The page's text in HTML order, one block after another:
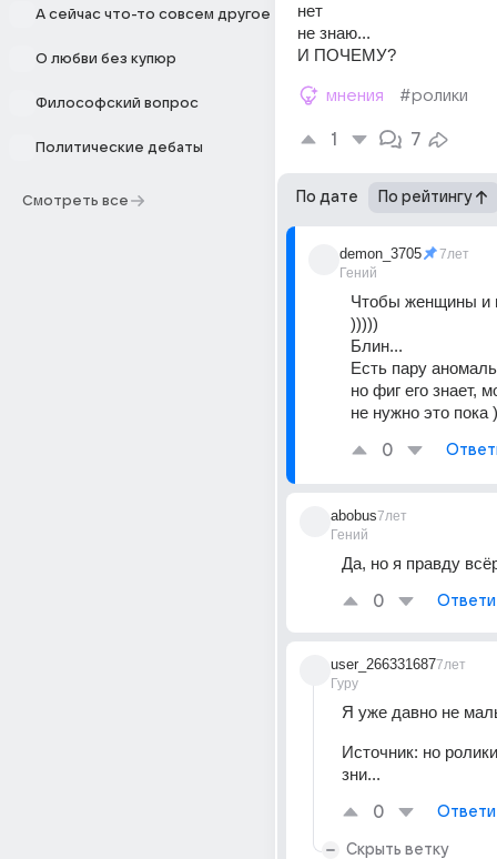
А сейчас что-то совсем другое
О любви без купюр
Философский вопрос
Политические дебаты
Смотреть все
нет
не знаю...
И ПОЧЕМУ?
мнения #ролики
1 7
По дате По рейтингу
demon_3705
Гений
7лет
Чтобы женщины и
)))))
Блин...
Есть пару
но фиг его знает,
не нужно это пока )
0
abobus
Гений
7лет
Да, но я правду
0
user_266331687
Гуру
7лет
Я уже давно не
Источник: но
зни...
0
Скрыть ветку